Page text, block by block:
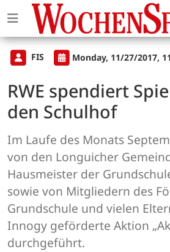
FIS Monday, 11/27/2017,
RWE spendiert
den Schulhof
Im Laufe des Monats
von den Longuicher
Hausmeister der
sowie von Mitgliedern des
Grundschule und vielen
Innogy geförderte Aktion
durchgeführt.